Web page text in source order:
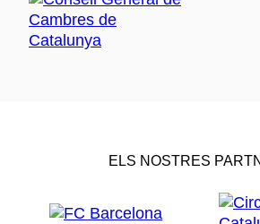
ELS NOSTRES